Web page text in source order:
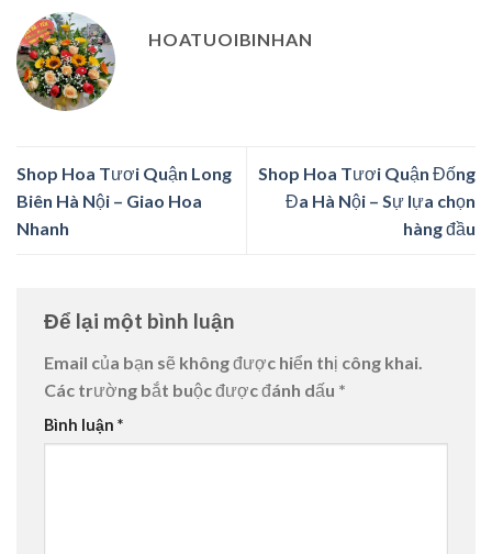
HOATUOIBINHAN
Shop Hoa Tươi Quận Long
Biên Hà Nội – Giao Hoa
Nhanh
Shop Hoa Tươi Quận Đống
Đa Hà Nội – Sự lựa chọn
hàng đầu
Để lại một bình luận
Email của bạn sẽ không được hiển thị công khai.
Các trường bắt buộc được đánh dấu *
Bình luận *